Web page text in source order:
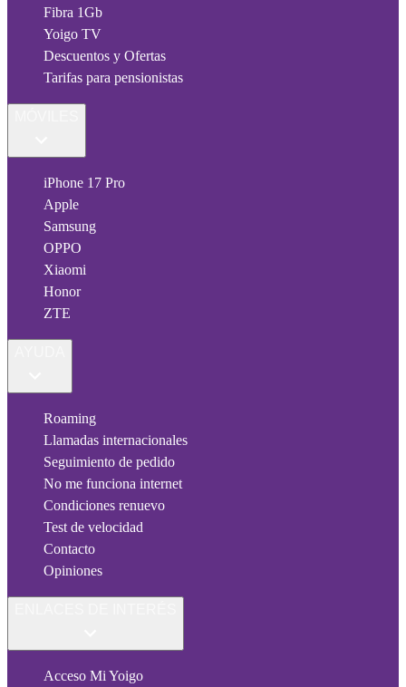
Fibra 1Gb
Yoigo TV
Descuentos y Ofertas
Tarifas para pensionistas
iPhone 17 Pro
Apple
Samsung
OPPO
Xiaomi
Honor
ZTE
Roaming
Llamadas internacionales
Seguimiento de pedido
No me funciona internet
Condiciones renuevo
Test de velocidad
Contacto
Opiniones
Acceso Mi Yoigo